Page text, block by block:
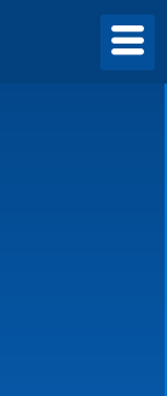
vale a pena.